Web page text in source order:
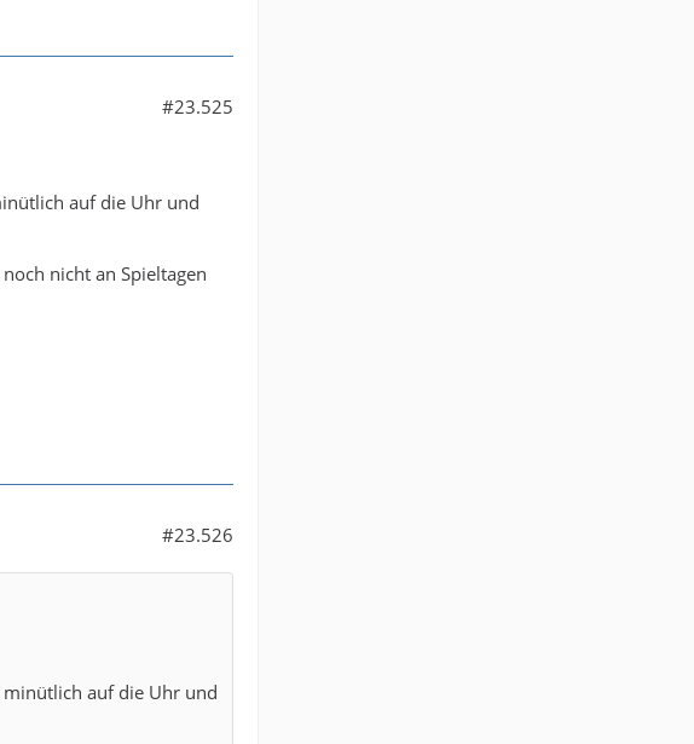
#23.525
auf die Uhr und
nicht an Spieltagen
#23.526
auf die Uhr und